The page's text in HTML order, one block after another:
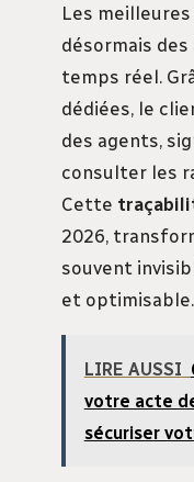
Les
désormais
temps réel.
dédiées, le
des agents,
consulter les
Cette
2026,
souvent
et optimisable.
LIRE AUSSI
votre acte
sécuriser